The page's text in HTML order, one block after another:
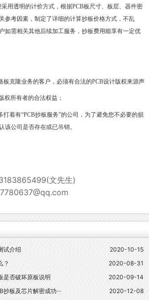
用透明的计价方式，根据PCB板尺寸、板层、器件密
参考因素，制定了详细的计算抄板价格方式，不乱
如需相关其他后续加工服务，抄板费用能享有一定优
克隆业务的客户，必须有合法的PCB设计版权来源声
权所有者的合法权益；
着有“PCB抄板服务”的公司，为了避免您不必要的损
该公司是否存在或已吊销。
文先生)
试介绍
2020-10-15
？
2020-08-31
是否破坏原板说明
2020-09-14
板及芯片解密成功···
2020-12-08